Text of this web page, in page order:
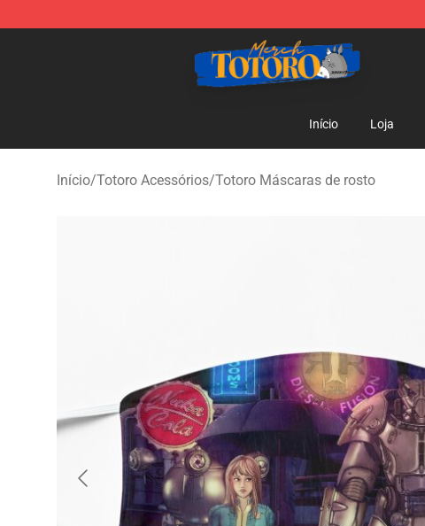
Totoro Store - Official Totoro Merchandise Shop
Início Loja
Início/Totoro Acessórios/Totoro Máscaras de rosto